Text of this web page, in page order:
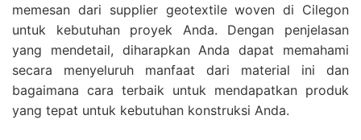
memesan dari supplier geotextile woven di Cilegon
untuk kebutuhan proyek Anda. Dengan penjelasan
yang mendetail, diharapkan Anda dapat memahami
secara menyeluruh manfaat dari material ini dan
bagaimana cara terbaik untuk mendapatkan produk
yang tepat untuk kebutuhan konstruksi Anda.